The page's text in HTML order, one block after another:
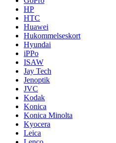
HP
HTC
Huawei
Hukommelseskort
Hyundai
iPPo
ISAW
Jay Tech
Jenoptik
JVC
Kodak
Konica
Konica Minolta
Kyocera
Leica